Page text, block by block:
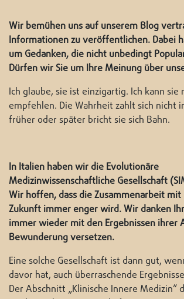
Wir bemühen uns auf unserem Blog
Informationen zu veröffentlichen. Dabei
um Gedanken, die nicht unbedingt
Dürfen wir Sie um Ihre Meinung über
Ich glaube, sie ist einzigartig. Ich kann sie
empfehlen. Die Wahrheit zahlt sich nicht
früher oder später bricht sie sich Bahn.
In Italien haben wir die Evolutionäre
Medizinwissenschaftliche Gesellschaft
Wir hoffen, dass die Zusammenarbeit mit
Zukunft immer enger wird. Wir danken
immer wieder mit den Ergebnissen ihrer
Bewunderung versetzen.
Eine solche Gesellschaft ist dann gut,
davor hat, auch überraschende
Der Abschnitt „Klinische Innere Medizin”